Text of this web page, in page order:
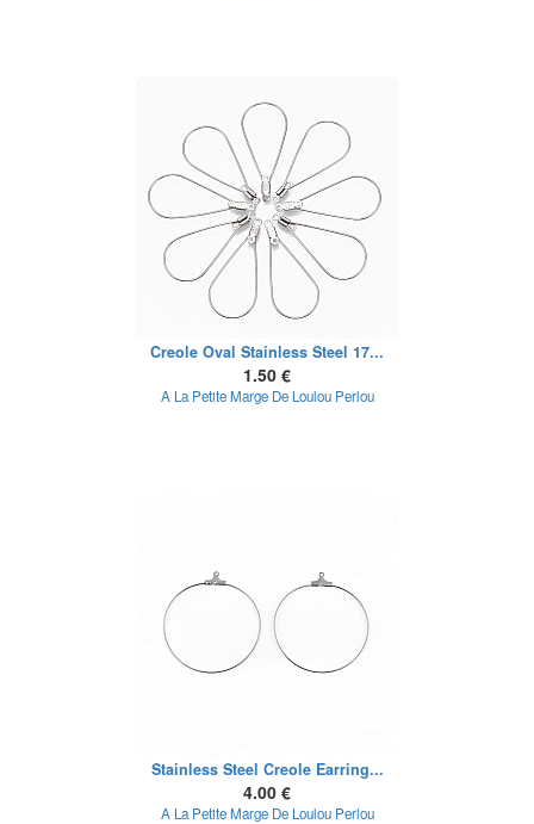
Creole Oval Stainless Steel 17...
1.50 €
A La Petite Marge De Loulou Perlou
Stainless Steel Creole Earring...
4.00 €
A La Petite Marge De Loulou Perlou